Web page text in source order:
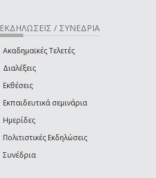
ΕΚΔΗΛΩΣΕΙΣ / ΣΥΝΕΔΡΙΑ
Ακαδημαϊκές Τελετές
Διαλέξεις
Εκθέσεις
Εκπαιδευτικά σεμινάρια
Ημερίδες
Πολιτιστικές Εκδηλώσεις
Συνέδρια